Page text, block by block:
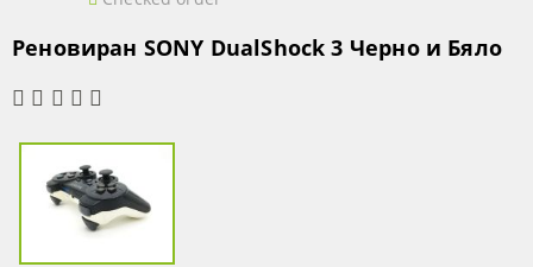
Реновиран SONY DualShock 3 Черно и Бяло